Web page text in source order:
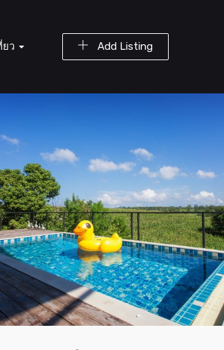
Add Listing
ยว